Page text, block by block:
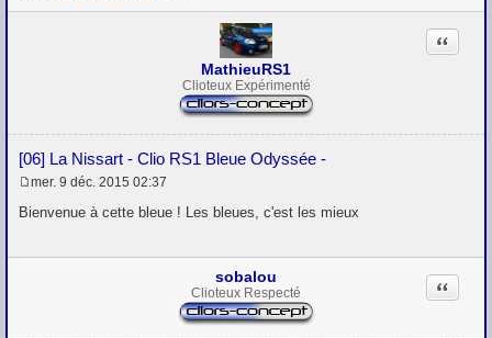
MathieuRS1
Clioteux Expérimenté
[06] La Nissart - Clio RS1 Bleue Odyssée -
Citation
e
a
mer. 9 déc. 2015 02:37
Bienvenue à cette bleue ! Les bleues, c'est les mieux
sobalou
Clioteux Respecté Citation